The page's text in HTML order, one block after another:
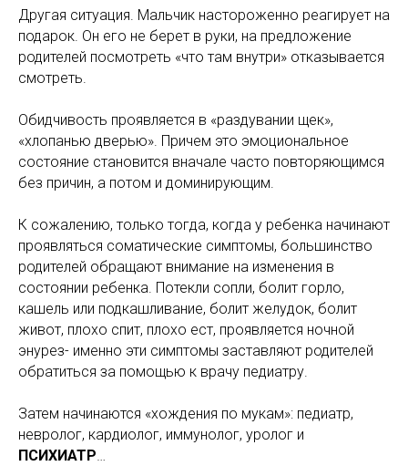
Другая ситуация. Мальчик настороженно реагирует на
подарок. Он его не берет в руки, на предложение
родителей посмотреть «что там внутри» отказывается
смотреть.
Обидчивость проявляется в «раздувании щек»,
«хлопанью дверью». Причем это эмоциональное
состояние становится вначале часто повторяющимся
без причин, а потом и доминирующим.
К сожалению, только тогда, когда у ребенка начинают
проявляться соматические симптомы, большинство
родителей обращают внимание на изменения в
состоянии ребенка. Потекли сопли, болит горло,
кашель или подкашливание, болит желудок, болит
живот, плохо спит, плохо ест, проявляется ночной
энурез- именно эти симптомы заставляют родителей
обратиться за помощью к врачу педиатру.
Затем начинаются «хождения по мукам»: педиатр,
невролог, кардиолог, иммунолог, уролог и
ПСИХИАТР…